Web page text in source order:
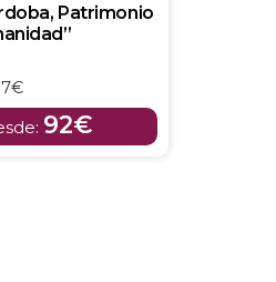
Patrimonio
92€